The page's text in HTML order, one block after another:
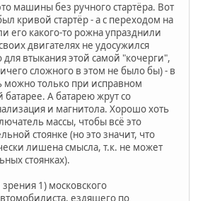
машины без ручного стартёра. Вот
кривой стартёр - а с переходом на
его какого-то рожна упразднили
двигателях не удосужился
для втыкания этой самой "кочерги",
сложного в этом не было бы) - в
можно только при исправном
батарее. А батарею жрут со
и магнитола. Хорошо хоть
массы, чтобы всё это
стоянке (но это значит, что
лишена смысла, т.к. не может
стоянках).
1) московского
ездящего по